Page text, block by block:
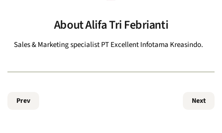
AboutAlifa Tri Febrianti
Sales & Marketing specialist PT Excellent Infotama Kreasindo.
Prev Next